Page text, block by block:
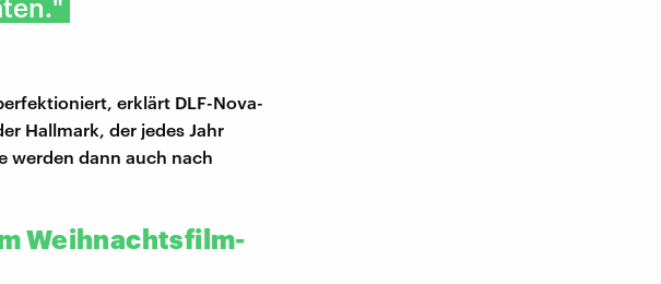
erklärt DLF-Nova-
Hallmark, der jedes Jahr
werden dann auch nach
Weihnachtsfilm-